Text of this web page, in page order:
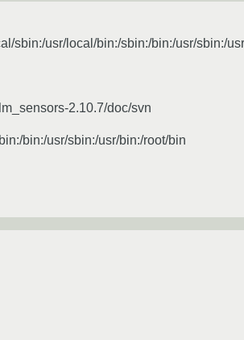
sbin:/usr/local/bin:/sbin:/bin:/usr/sbin:/
2.10.7/doc/svn
bin:/usr/sbin:/usr/bin:/root/bin